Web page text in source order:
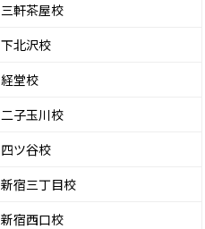
三軒茶屋校
下北沢校
経堂校
二子玉川校
四ツ谷校
新宿三丁目校
新宿西口校